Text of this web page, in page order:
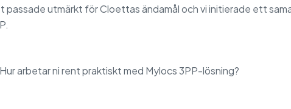
passade utmärkt för Cloettas ändamål och vi initierade ett
arbetar ni rent praktiskt med Mylocs 3PP-lösning?